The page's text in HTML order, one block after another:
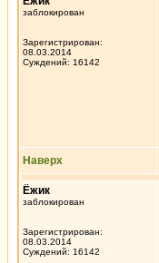
заблокирован
Зарегистрирован:
08.03.2014
Суждений: 16142
Наверх
Ёжик
заблокирован
Зарегистрирован:
08.03.2014
Суждений: 16142